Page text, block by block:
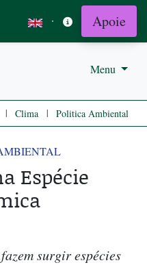
· Apoie
Menu
| Clima | Politica Ambiental
Espécie
surgir espécies